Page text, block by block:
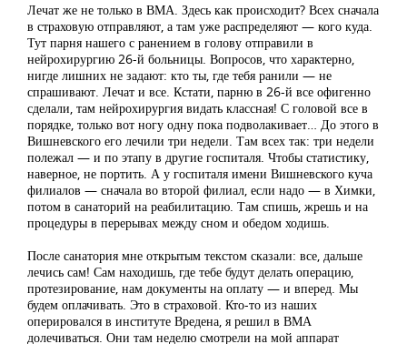
Лечат же не только в ВМА. Здесь как происходит? Всех сначала
в страховую отправляют, а там уже распределяют — кого куда.
Тут парня нашего с ранением в голову отправили в
нейрохирургию 26-й больницы. Вопросов, что характерно,
нигде лишних не задают: кто ты, где тебя ранили — не
спрашивают. Лечат и все. Кстати, парню в 26-й все офигенно
сделали, там нейрохирургия видать классная! С головой все в
порядке, только вот ногу одну пока подволакивает… До этого в
Вишневского его лечили три недели. Там всех так: три недели
полежал — и по этапу в другие госпиталя. Чтобы статистику,
наверное, не портить. А у госпиталя имени Вишневского куча
филиалов — сначала во второй филиал, если надо — в Химки,
потом в санаторий на реабилитацию. Там спишь, жрешь и на
процедуры в перерывах между сном и обедом ходишь.
После санатория мне открытым текстом сказали: все, дальше
лечись сам! Сам находишь, где тебе будут делать операцию,
протезирование, нам документы на оплату — и вперед. Мы
будем оплачивать. Это в страховой. Кто-то из наших
оперировался в институте Вредена, я решил в ВМА
долечиваться. Они там неделю смотрели на мой аппарат